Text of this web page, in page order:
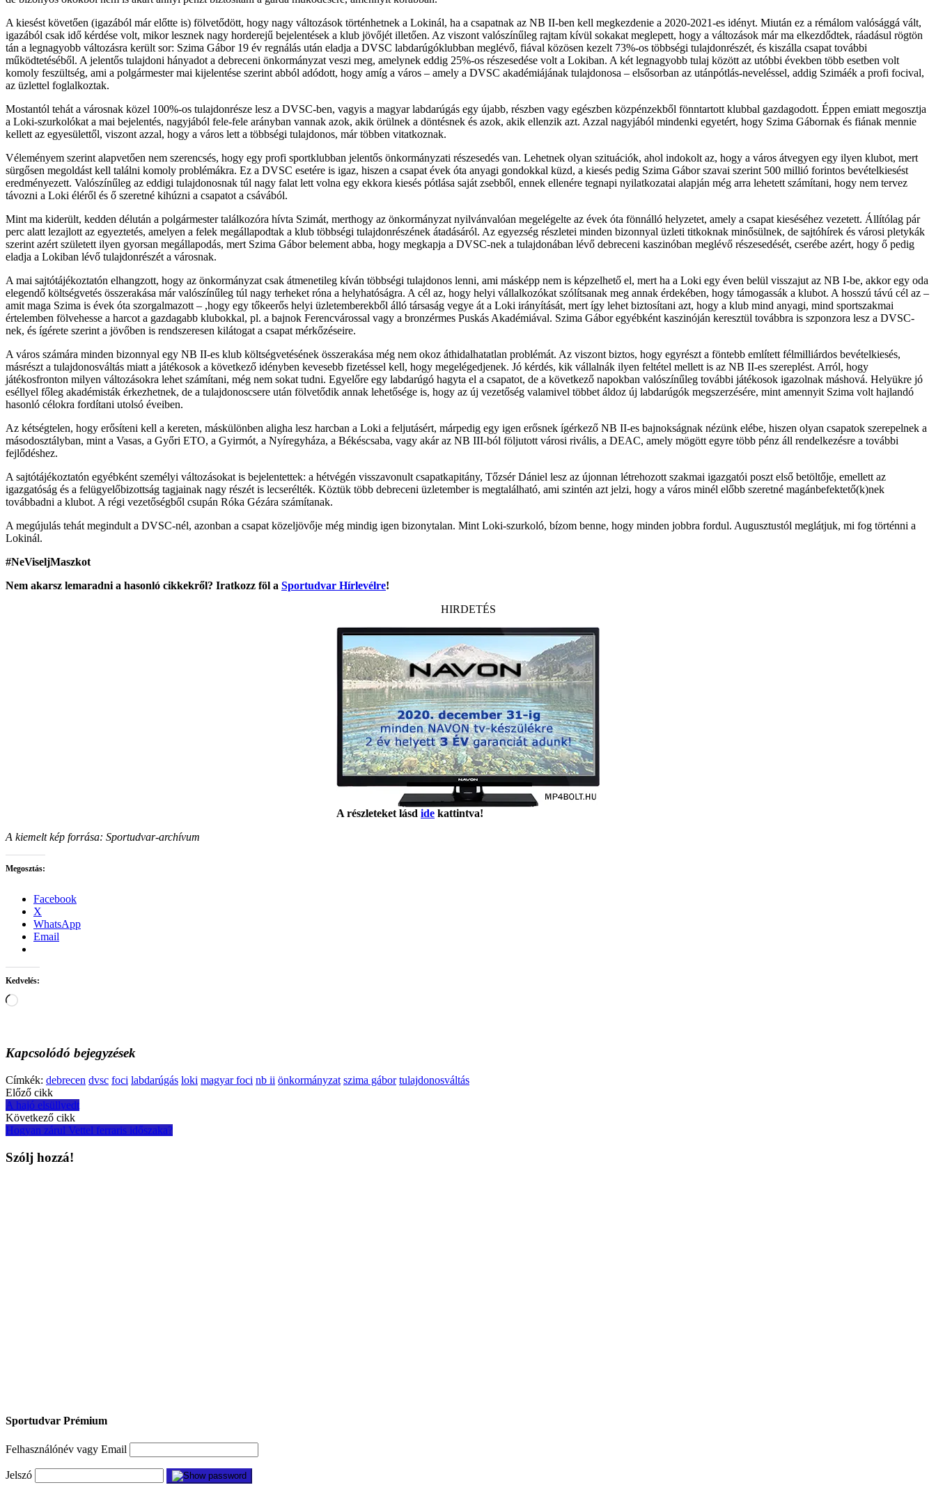
A kiesést követően (igazából már előtte is) fölvetődött, hogy nagy változások történhetnek a Lokinál, ha a csapatnak az NB II-ben kell megkezdenie a 2020-2021-es idényt. Miután ez a rémálom valósággá vált,
igazából csak idő kérdése volt, mikor lesznek nagy horderejű bejelentések a klub jövőjét illetően. Az viszont valószínűleg rajtam kívül sokakat meglepett, hogy a változások már ma elkezdődtek, ráadásul rögtön
tán a legnagyobb változásra került sor: Szima Gábor 19 év regnálás után eladja a DVSC labdarúgóklubban meglévő, fiával közösen kezelt 73%-os többségi tulajdonrészét, és kiszálla csapat további
működtetéséből. A jelentős tulajdoni hányadot a debreceni önkormányzat veszi meg, amelynek eddig 25%-os részesedése volt a Lokiban. A két legnagyobb tulaj között az utóbbi években több esetben volt
komoly feszültség, ami a polgármester mai kijelentése szerint abból adódott, hogy amíg a város – amely a DVSC akadémiájának tulajdonosa – elsősorban az utánpótlás-neveléssel, addig Szimáék a profi focival,
az üzlettel foglalkoztak.
Mostantól tehát a városnak közel 100%-os tulajdonrésze lesz a DVSC-ben, vagyis a magyar labdarúgás egy újabb, részben vagy egészben közpénzekből fönntartott klubbal gazdagodott. Éppen emiatt megosztja
a Loki-szurkolókat a mai bejelentés, nagyjából fele-fele arányban vannak azok, akik örülnek a döntésnek és azok, akik ellenzik azt. Azzal nagyjából mindenki egyetért, hogy Szima Gábornak és fiának mennie
kellett az egyesülettől, viszont azzal, hogy a város lett a többségi tulajdonos, már többen vitatkoznak.
Véleményem szerint alapvetően nem szerencsés, hogy egy profi sportklubban jelentős önkormányzati részesedés van. Lehetnek olyan szituációk, ahol indokolt az, hogy a város átvegyen egy ilyen klubot, mert
sürgősen megoldást kell találni komoly problémákra. Ez a DVSC esetére is igaz, hiszen a csapat évek óta anyagi gondokkal küzd, a kiesés pedig Szima Gábor szavai szerint 500 millió forintos bevételkiesést
eredményezett. Valószínűleg az eddigi tulajdonosnak túl nagy falat lett volna egy ekkora kiesés pótlása saját zsebből, ennek ellenére tegnapi nyilatkozatai alapján még arra lehetett számítani, hogy nem tervez
távozni a Loki éléről és ő szeretné kihúzni a csapatot a csávából.
Mint ma kiderült, kedden délután a polgármester találkozóra hívta Szimát, merthogy az önkormányzat nyilvánvalóan megelégelte az évek óta fönnálló helyzetet, amely a csapat kieséséhez vezetett. Állítólag pár
perc alatt lezajlott az egyeztetés, amelyen a felek megállapodtak a klub többségi tulajdonrészének átadásáról. Az egyezség részletei minden bizonnyal üzleti titkoknak minősülnek, de sajtóhírek és városi pletykák
szerint azért született ilyen gyorsan megállapodás, mert Szima Gábor belement abba, hogy megkapja a DVSC-nek a tulajdonában lévő debreceni kaszinóban meglévő részesedését, cserébe azért, hogy ő pedig
eladja a Lokiban lévő tulajdonrészét a városnak.
A mai sajtótájékoztatón elhangzott, hogy az önkormányzat csak átmenetileg kíván többségi tulajdonos lenni, ami másképp nem is képzelhető el, mert ha a Loki egy éven belül visszajut az NB I-be, akkor egy oda
elegendő költségvetés összerakása már valószínűleg túl nagy terheket róna a helyhatóságra. A cél az, hogy helyi vállalkozókat szólítsanak meg annak érdekében, hogy támogassák a klubot. A hosszú távú cél az –
amit maga Szima is évek óta szorgalmazott – ,hogy egy tőkeerős helyi üzletemberekből álló társaság vegye át a Loki irányítását, mert így lehet biztosítani azt, hogy a klub mind anyagi, mind sportszakmai
értelemben fölvehesse a harcot a gazdagabb klubokkal, pl. a bajnok Ferencvárossal vagy a bronzérmes Puskás Akadémiával. Szima Gábor egyébként kaszinóján keresztül továbbra is szponzora lesz a DVSC-
nek, és ígérete szerint a jövőben is rendszeresen kilátogat a csapat mérkőzéseire.
A város számára minden bizonnyal egy NB II-es klub költségvetésének összerakása még nem okoz áthidalhatatlan problémát. Az viszont biztos, hogy egyrészt a föntebb említett félmilliárdos bevételkiesés,
másrészt a tulajdonosváltás miatt a játékosok a következő idényben kevesebb fizetéssel kell, hogy megelégedjenek. Jó kérdés, kik vállalnák ilyen feltétel mellett is az NB II-es szereplést. Arról, hogy
játékosfronton milyen változásokra lehet számítani, még nem sokat tudni. Egyelőre egy labdarúgó hagyta el a csapatot, de a következő napokban valószínűleg további játékosok igazolnak máshová. Helyükre jó
eséllyel főleg akadémisták érkezhetnek, de a tulajdonoscsere után fölvetődik annak lehetősége is, hogy az új vezetőség valamivel többet áldoz új labdarúgók megszerzésére, mint amennyit Szima volt hajlandó
hasonló célokra fordítani utolsó éveiben.
Az kétségtelen, hogy erősíteni kell a kereten, máskülönben aligha lesz harcban a Loki a feljutásért, márpedig egy igen erősnek ígérkező NB II-es bajnokságnak nézünk elébe, hiszen olyan csapatok szerepelnek a
másodosztályban, mint a Vasas, a Győri ETO, a Gyirmót, a Nyíregyháza, a Békéscsaba, vagy akár az NB III-ból följutott városi rivális, a DEAC, amely mögött egyre több pénz áll rendelkezésre a további
fejlődéshez.
A sajtótájékoztatón egyébként személyi változásokat is bejelentettek: a hétvégén visszavonult csapatkapitány, Tőzsér Dániel lesz az újonnan létrehozott szakmai igazgatói poszt első betöltője, emellett az
igazgatóság és a felügyelőbizottság tagjainak nagy részét is lecserélték. Köztük több debreceni üzletember is megtalálható, ami szintén azt jelzi, hogy a város minél előbb szeretné magánbefektető(k)nek
továbbadni a klubot. A régi vezetőségből csupán Róka Gézára számítanak.
A megújulás tehát megindult a DVSC-nél, azonban a csapat közeljövője még mindig igen bizonytalan. Mint Loki-szurkoló, bízom benne, hogy minden jobbra fordul. Augusztustól meglátjuk, mi fog történni a
Lokinál.
#NeViseljMaszkot
Nem akarsz lemaradni a hasonló cikkekről? Iratkozz föl a Sportudvar Hírlevélre!
HIRDETÉS
A részleteket lásd ide kattintva!
A kiemelt kép forrása: Sportudvar-archívum
Megosztás:
Facebook
X
WhatsApp
Email
Kedvelés:
Loading…
Kapcsolódó bejegyzések
Címkék: debrecen dvsc foci labdarúgás loki magyar foci nb ii önkormányzat szima gábor tulajdonosváltás
Post
navigation
Előző cikk
A hajó elsüllyedt
Következő cikk
Hogyan zárul Vettel ferraris időszaka?
Szólj hozzá!
Sportudvar Prémium
Felhasználónév vagy Email
Jelszó